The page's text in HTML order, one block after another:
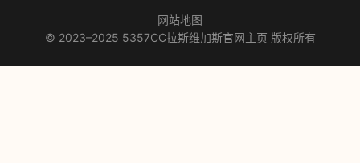
网站地图
© 2023–2025 5357CC拉斯维加斯官网主页 版权所有